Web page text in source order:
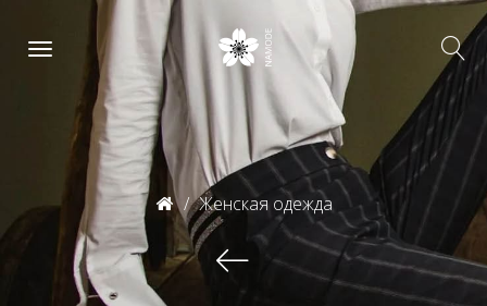
Женская одежда